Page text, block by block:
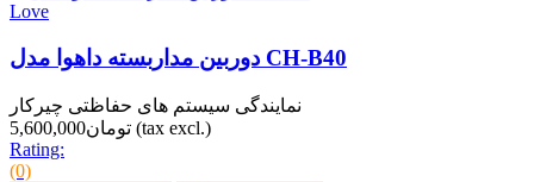
Love
دوربین مداربسته داهوا مدل CH-B40
نمایندگی سیستم های حفاظتی چیرکار
تومان5,600,000 (tax excl.)
Rating:
(0)